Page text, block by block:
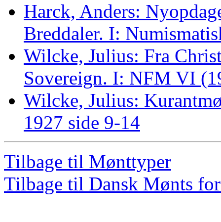
Harck, Anders:
Breddaler. I:
Wilcke, Julius: Fra
Sovereign. I: NFM VI
Wilcke, Julius:
1927 side 9-14
Tilbage til Mønttyper
Tilbage til Dansk Mønts